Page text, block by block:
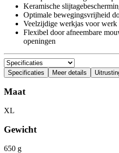
Keramische
Optimale bewegingsvrijheid
Veelzijdige werkjas voor werk
Flexibel door afneembare
openingen
Specificaties Meer details
Maat
XL
Gewicht
650 g